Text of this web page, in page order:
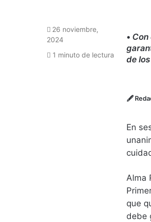
•
de
🖋
En
Alma
que
debe
26 noviembre,
2024
1 minuto de lectura